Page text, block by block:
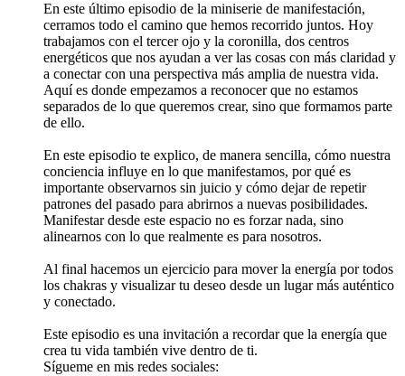
En este último episodio de la miniserie de manifestación,
cerramos todo el camino que hemos recorrido juntos. Hoy
trabajamos con el tercer ojo y la coronilla, dos centros
energéticos que nos ayudan a ver las cosas con más claridad y
a conectar con una perspectiva más amplia de nuestra vida.
Aquí es donde empezamos a reconocer que no estamos
separados de lo que queremos crear, sino que formamos parte
de ello.
En este episodio te explico, de manera sencilla, cómo nuestra
conciencia influye en lo que manifestamos, por qué es
importante observarnos sin juicio y cómo dejar de repetir
patrones del pasado para abrirnos a nuevas posibilidades.
Manifestar desde este espacio no es forzar nada, sino
alinearnos con lo que realmente es para nosotros.
Al final hacemos un ejercicio para mover la energía por todos
los chakras y visualizar tu deseo desde un lugar más auténtico
y conectado.
Este episodio es una invitación a recordar que la energía que
crea tu vida también vive dentro de ti.
Sígueme en mis redes sociales: